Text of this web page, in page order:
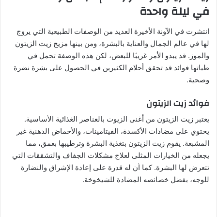
في ليلة واحدة
انتشرت في الآونة الأخيرة العديد من الوصفات الطبيعية التي يروج
لها في عالم الجمال والعناية بالبشرة، ومن بينها مزيج زيت الزيتون
والموز. قد يبدو الأمر غريبًا للبعض، لكن هذه الوصفة تحمل في
طياتها فوائد قد تحقق أحلام الكثيرين في الحصول على بشرة نضرة
وصحية.
فوائد زيت الزيتون
يعتبر زيت الزيتون من أغنى الزيوت بالعناصر الغذائية الأساسية.
يحتوي على مضادات الأكسدة، الفيتامينات، والأحماض الدهنية غير
المشبعة. يقوم زيت الزيتون بتغذية البشرة وترطيبها بعمق، مما
يجعله من الخيارات المثلى لعلاج مشكلات الجفاف والتشققات التي
تتعرض لها البشرة. كما أن له قدرة على إعادة الإشراق والنضارة
للوجه، بفضل خصائصه المضادة للشيخوخة.